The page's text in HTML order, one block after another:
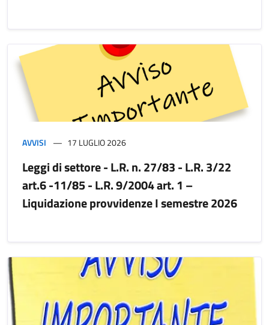
AVVISI 17 LUGLIO 2026
Leggi di settore - L.R. n. 27/83 - L.R. 3/22
art.6 -11/85 - L.R. 9/2004 art. 1 –
Liquidazione provvidenze I semestre 2026